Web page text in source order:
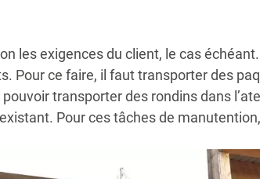
les exigences du client, le cas
Pour ce faire, il faut transporter des
transporter des rondins dans
Pour ces tâches de